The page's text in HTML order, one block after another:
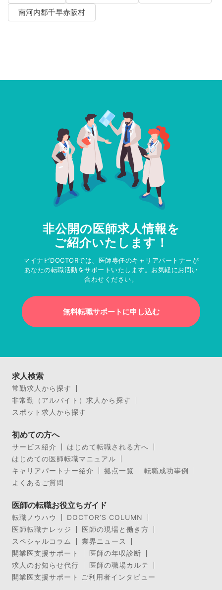
南河内郡千早赤阪村
非公開の医師求人情報を
ご紹介いたします！
マイナビDOCTORでは、医師専任のキャリアパートナーが
あなたの転職活動をサポートいたします。お気軽にお問い
合わせください。
無料転職サポートに申し込む
求人検索
常勤求人から探す
非常勤（アルバイト）求人から探す
スポット求人から探す
初めての方へ
サービス紹介
はじめて転職される方へ
はじめての医師転職マニュアル
キャリアパートナー紹介
拠点一覧
転職成功事例
よくあるご質問
医師の転職お役立ちガイド
転職ノウハウ
DOCTOR’S COLUMN
医師転職ナレッジ
医師の現場と働き方
スペシャルコラム
業界ニュース
開業医支援サポート
医師の年収診断
求人のお知らせ代行
医師の職場カルテ
開業医支援サポート ご利用者インタビュー